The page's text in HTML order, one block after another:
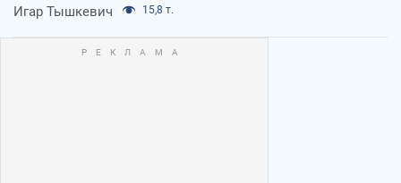
Игар Тышкевич 15,8 т.